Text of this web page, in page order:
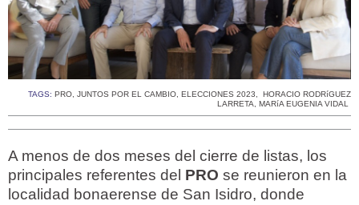
TAGS: PRO, JUNTOS POR EL CAMBIO, ELECCIONES 2023,
HORACIO RODRíGUEZ
LARRETA, MARíA EUGENIA VIDAL
A menos de dos meses del cierre de listas, los
principales referentes del PRO se reunieron en la
localidad bonaerense de San Isidro, donde